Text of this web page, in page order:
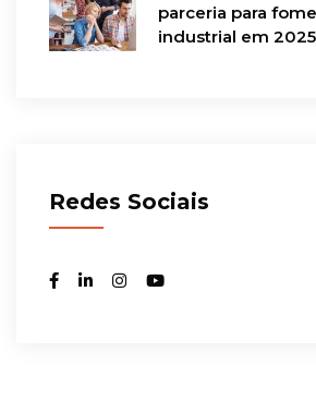
parceria para
industrial em 2025
Redes Sociais